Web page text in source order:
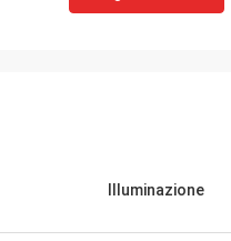
Illuminazione